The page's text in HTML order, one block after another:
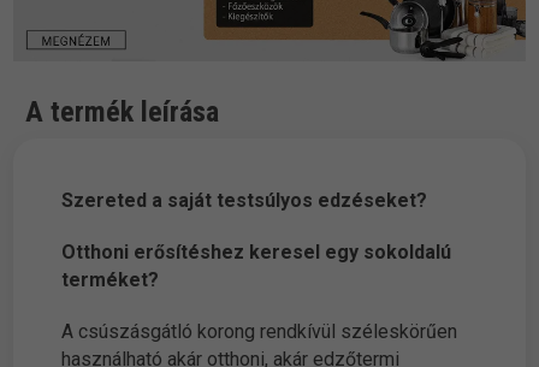
A termék leírása
Szereted a saját testsúlyos edzéseket?
Otthoni erősítéshez keresel egy sokoldalú
terméket?
A csúszásgátló korong rendkívül széleskörűen
használható akár otthoni, akár edzőtermi